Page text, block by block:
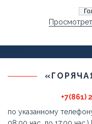
+7(861)
по указанному